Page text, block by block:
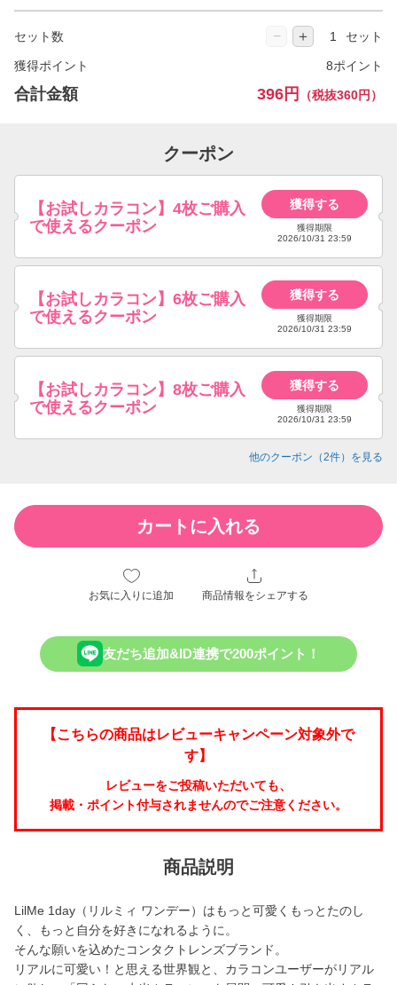
セット数 − ＋ セット
獲得ポイント 8ポイント
合計金額 396円 （税抜360円）
クーポン
【お試しカラコン】4枚ご購入
で使えるクーポン
獲得する
獲得期限
2026/10/31 23:59
【お試しカラコン】6枚ご購入
で使えるクーポン
獲得する
獲得期限
2026/10/31 23:59
【お試しカラコン】8枚ご購入
で使えるクーポン
獲得する
獲得期限
2026/10/31 23:59
他のクーポン（2件）を見る
カートに入れる
お気に入りに追加 商品情報をシェアする
友だち追加&ID連携で200ポイント！
【こちらの商品はレビューキャンペーン対象外で
す】
レビューをご投稿いただいても、
掲載・ポイント付与されませんのでご注意ください。
商品説明
LilMe 1day（リルミィ ワンデー）はもっと可愛くもっとたのし
く、もっと自分を好きになれるように。
そんな願いを込めたコンタクトレンズブランド。
リアルに可愛い！と思える世界観と、カラコンユーザーがリアル